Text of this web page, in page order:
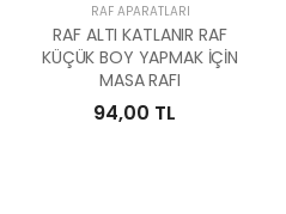
RAF APARATLARI
RAF ALTI KATLANIR RAF
KÜÇÜK BOY YAPMAK İÇİN
MASA RAFI
94,00 TL